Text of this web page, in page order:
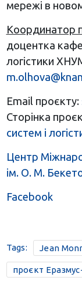
мережі в
Координатор
доцентка
логістики
Email проєкту:
Сторінка
систем і
Центр
ім. О. М.
Facebook
Tags: Jean
проєкт